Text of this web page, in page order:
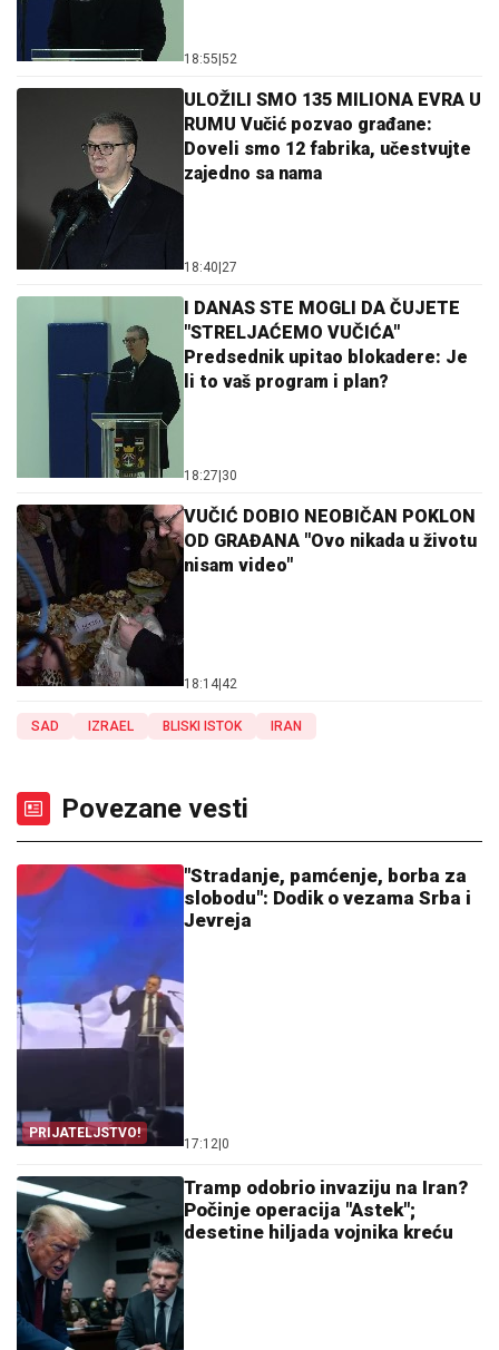
18:55 52
ULOŽILI SMO 135 MILIONA EVRA U
RUMU Vučić pozvao građane:
Doveli smo 12 fabrika, učestvujte
zajedno sa nama
18:40 27
I DANAS STE MOGLI DA ČUJETE
"STRELJAĆEMO VUČIĆA"
Predsednik upitao blokadere: Je
li to vaš program i plan?
18:27 30
VUČIĆ DOBIO NEOBIČAN POKLON
OD GRAĐANA "Ovo nikada u životu
nisam video"
18:14 42
SAD IZRAEL BLISKI ISTOK IRAN
Povezane vesti
PRIJATELJSTVO!
"Stradanje, pamćenje, borba za
slobodu": Dodik o vezama Srba i
Jevreja
17:12 0
Tramp odobrio invaziju na Iran?
Počinje operacija "Astek";
desetine hiljada vojnika kreću